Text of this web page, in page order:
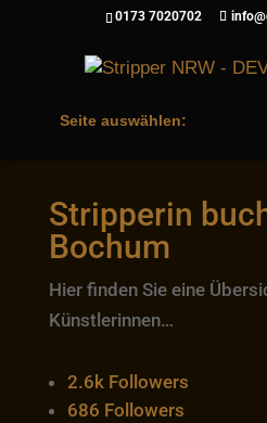
0173 7020702
Seite auswählen:
Stripperin
Bochum
Hier finden Sie eine
Künstlerinnen…
2.6k Followers
686 Followers